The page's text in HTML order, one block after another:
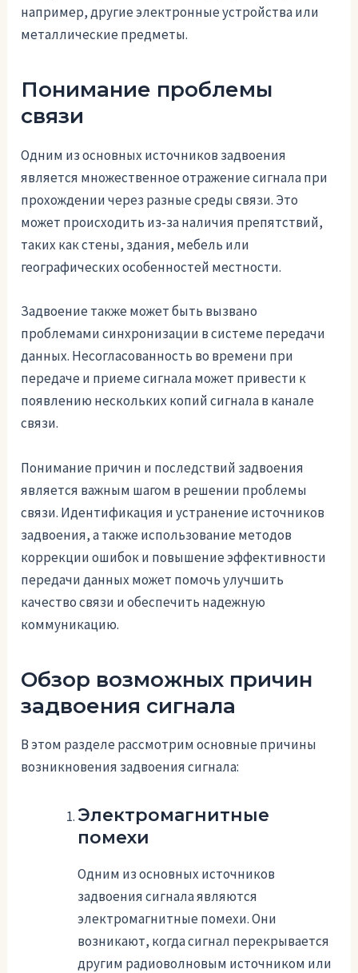
например, другие электронные устройства или
металлические предметы.
Понимание проблемы
связи
Одним из основных источников задвоения
является множественное отражение сигнала при
прохождении через разные среды связи. Это
может происходить из-за наличия препятствий,
таких как стены, здания, мебель или
географических особенностей местности.
Задвоение также может быть вызвано
проблемами синхронизации в системе передачи
данных. Несогласованность во времени при
передаче и приеме сигнала может привести к
появлению нескольких копий сигнала в канале
связи.
Понимание причин и последствий задвоения
является важным шагом в решении проблемы
связи. Идентификация и устранение источников
задвоения, а также использование методов
коррекции ошибок и повышение эффективности
передачи данных может помочь улучшить
качество связи и обеспечить надежную
коммуникацию.
Обзор возможных причин
задвоения сигнала
В этом разделе рассмотрим основные причины
возникновения задвоения сигнала:
Электромагнитные
помехи
Одним из основных источников
задвоения сигнала являются
электромагнитные помехи. Они
возникают, когда сигнал перекрывается
другим радиоволновым источником или